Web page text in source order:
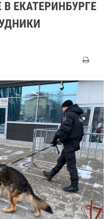
ЕКАТЕРИНБУРГЕ